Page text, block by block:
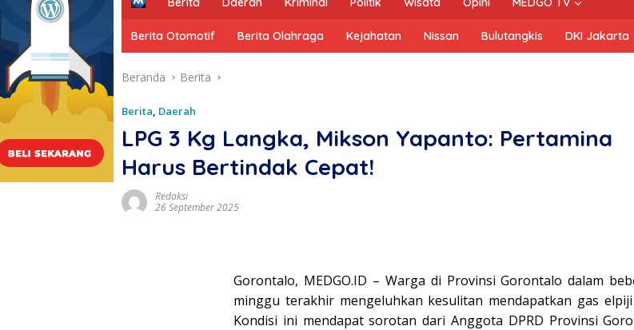
m
e
Berita Otomotif Berita Olahraga Kejahatan Nissan Bulutangkis DKI Jakarta
Beranda Berita
Berita, Daerah
LPG 3 Kg Langka, Mikson Yapanto: Pertamina
Harus Bertindak Cepat!
Redaksi
26 September 2025
Gorontalo, MEDGO.ID – Warga di Provinsi Gorontalo dalam
minggu terakhir mengeluhkan kesulitan mendapatkan gas
Kondisi ini mendapat sorotan dari Anggota DPRD Provinsi